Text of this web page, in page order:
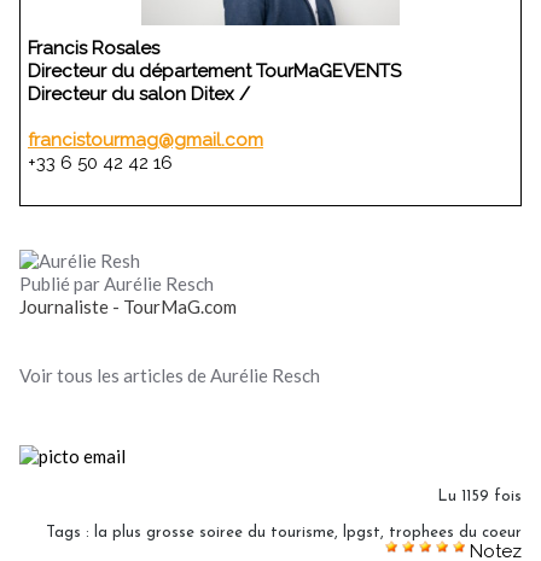
Francis Rosales
Directeur du département TourMaGEVENTS
Directeur du salon Ditex /
francistourmag@gmail.com
+33 6 50 42 42 16
Publié par Aurélie Resch
Journaliste - TourMaG.com
Voir tous les articles de Aurélie Resch
Lu 1159 fois
Tags : la plus grosse soiree du tourisme, lpgst, trophees du coeur
Notez